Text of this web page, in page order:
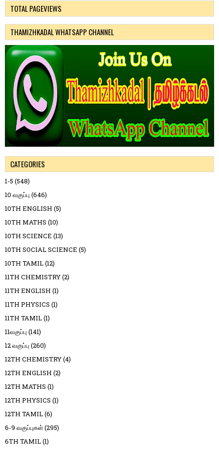
TOTAL PAGEVIEWS
THAMIZHKADAL WHATSAPP CHANNEL
CATEGORIES
1-5 (548)
10 வகுப்பு (646)
10TH ENGLISH (5)
10TH MATHS (10)
10TH SCIENCE (13)
10TH SOCIAL SCIENCE (5)
10TH TAMIL(12)
11TH CHEMISTRY(2)
11TH ENGLISH (1)
11TH PHYSICS (1)
11TH TAMIL(1)
11வகுப்பு (141)
12 வகுப்பு (260)
12TH CHEMISTRY(4)
12TH ENGLISH (2)
12TH MATHS (1)
12TH PHYSICS (1)
12TH TAMIL(6)
6-9 வகுப்புகள்(295)
6TH TAMIL(1)